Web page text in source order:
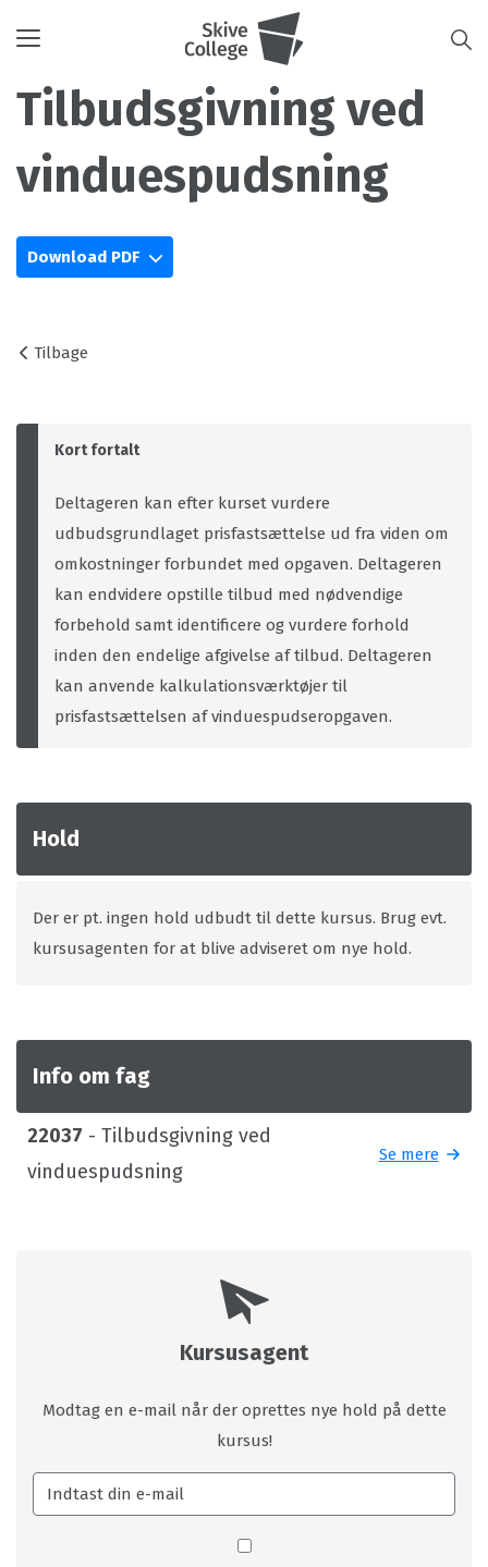
Toggle
Tilbudsgivning ved
vinduespudsning
Download PDF
Tilbage
Kort fortalt
Deltageren kan efter kurset vurdere
udbudsgrundlaget prisfastsættelse ud fra viden om
omkostninger forbundet med opgaven. Deltageren
kan endvidere opstille tilbud med nødvendige
forbehold samt identificere og vurdere forhold
inden den endelige afgivelse af tilbud. Deltageren
kan anvende kalkulationsværktøjer til
prisfastsættelsen af vinduespudseropgaven.
Hold
Der er pt. ingen hold udbudt til dette kursus. Brug evt.
kursusagenten for at blive adviseret om nye hold.
Info om fag
22037 - Tilbudsgivning ved
vinduespudsning
Se mere
Kursusagent
Modtag en e-mail når der oprettes nye hold på dette
kursus!